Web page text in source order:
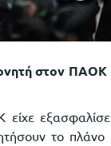
στον ΠΑΟΚ
το